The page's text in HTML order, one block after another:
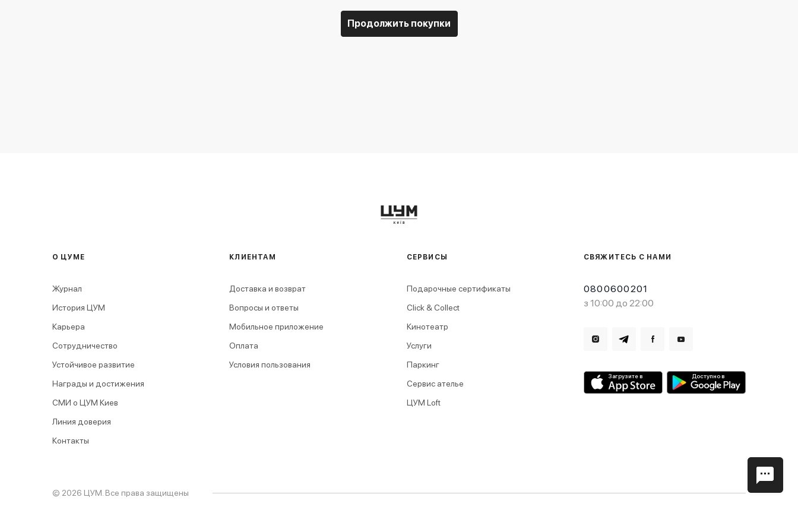
Продолжить покупки
СВЯЖИТЕСЬ С НАМИ
0800600201
з 10:00 до 22:00
Загрузите в Доступно в
О ЦУМЕ
Журнал
История ЦУМ
Карьера
Сотрудничество
Устойчивое развитие
Награды и достижения
СМИ о ЦУМ Киев
Линия доверия
Контакты
КЛИЕНТАМ
Доставка и возврат
Вопросы и ответы
Мобильное приложение
Оплата
Условия пользования
СЕРВИСЫ
Подарочные сертификаты
Click & Collect
Кинотеатр
Услуги
Паркинг
Сервис ателье
ЦУМ Loft
© 2026 ЦУМ. Все права защищены